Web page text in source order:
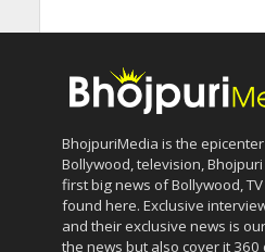
BhojpuriMedia is the
Bollywood, television,
first big news of Bollywood,
found here. Exclusive
and their exclusive news is
the news but also cover it 360